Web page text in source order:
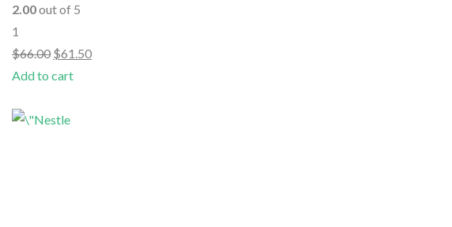
2.00out of 5
1
$66.00 $61.50
Add to cart